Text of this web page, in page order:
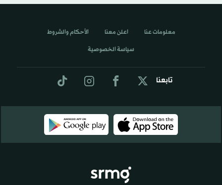
تابعنا
معلومات عنا اعلن معنا الأحكام والشروط
سياسة الخصوصية